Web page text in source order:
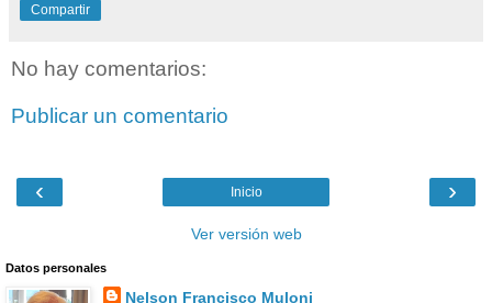
Compartir
No hay comentarios:
Publicar un comentario
‹ ›
Inicio
Ver versión web
Datos personales
Nelson Francisco Muloni